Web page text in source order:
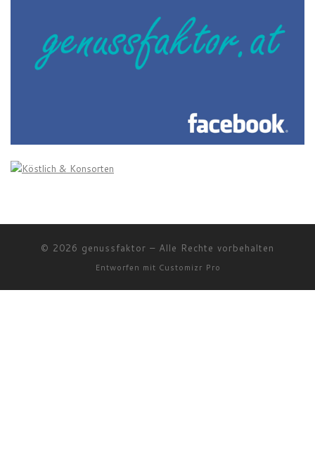
© 2026 genussfaktor – Alle Rechte vorbehalten
Entworfen mit Customizr Pro